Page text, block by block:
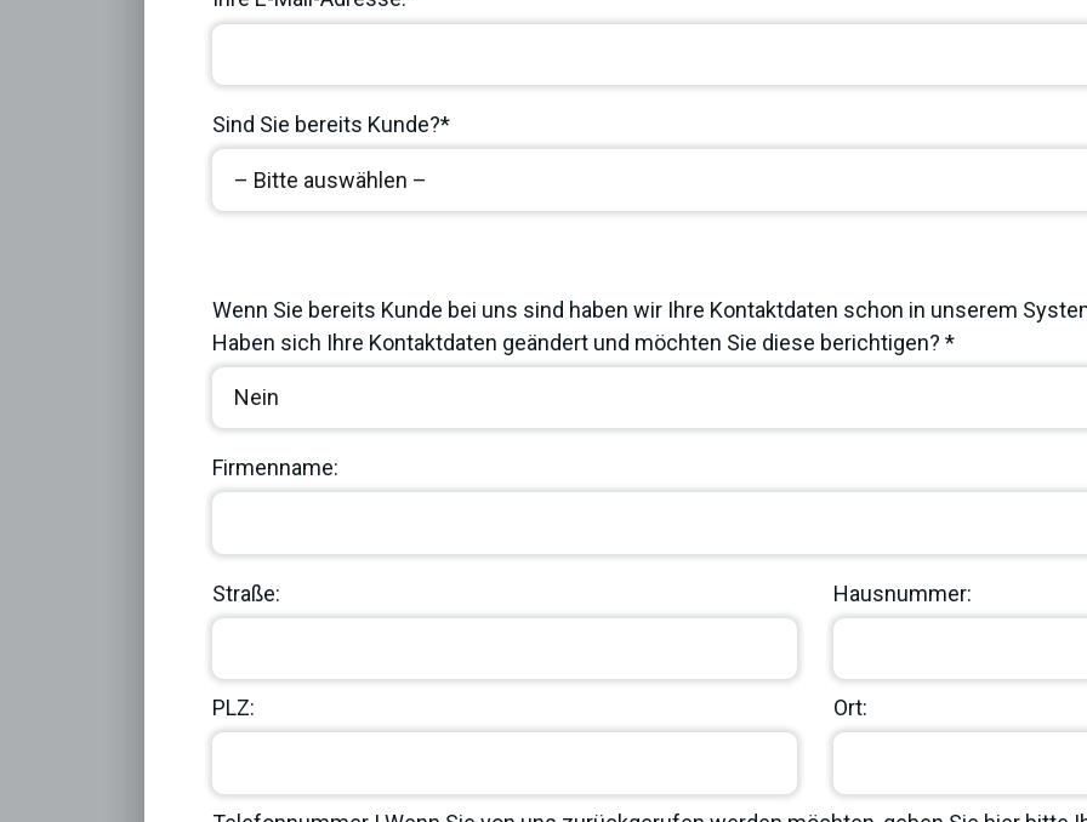
Sind Sie bereits Kunde?*
Wenn Sie bereits Kunde bei uns sind haben wir Ihre Kontaktdaten schon in unserem
Haben sich Ihre Kontaktdaten geändert und möchten Sie diese berichtigen? *
Firmenname:
Straße: Hausnummer:
PLZ: Ort: